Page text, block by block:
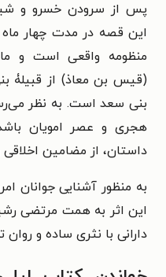
پس از سرودن خسرو و
این قصه در مدت چهار
منظومه واقعی است و
(قیس بن معاذ) از قبیلۀ
بنی سعد است. به نظر
هجری و عصر امویان
داستان، از مضامین اخلاقی
به منظور آشنایی جوانان
این اثر به همت مرتضی
دارانی با نثری ساده و